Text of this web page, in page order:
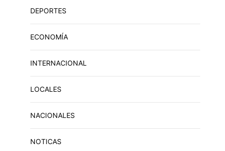
DEPORTES
ECONOMÍA
INTERNACIONAL
LOCALES
NACIONALES
NOTICAS